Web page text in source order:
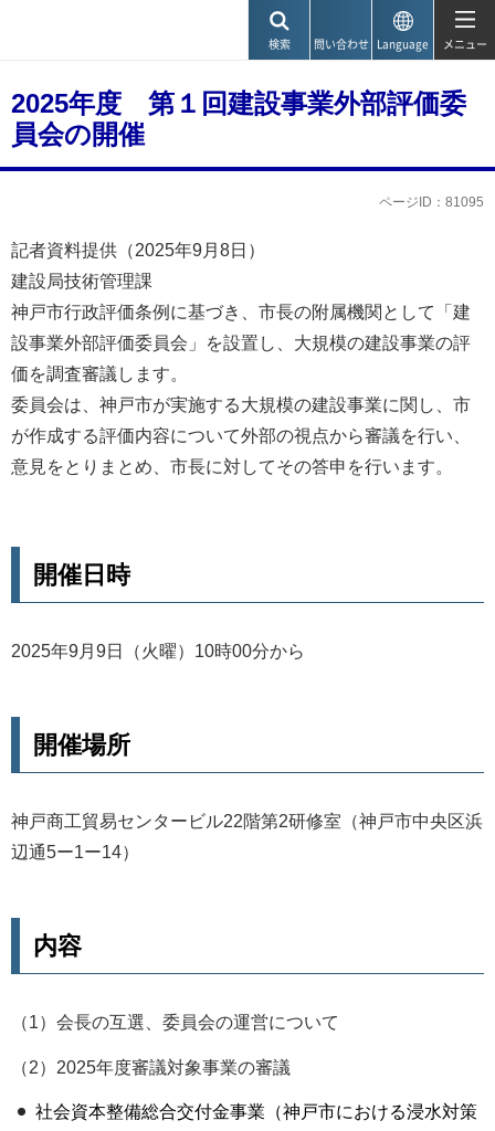
検索 問い合わせ Language メニュー
2025年度 第１回建設事業外部評価委
員会の開催
ページID：81095
記者資料提供（2025年9月8日）
建設局技術管理課
神戸市行政評価条例に基づき、市長の附属機関として「建
設事業外部評価委員会」を設置し、大規模の建設事業の評
価を調査審議します。
委員会は、神戸市が実施する大規模の建設事業に関し、市
が作成する評価内容について外部の視点から審議を行い、
意見をとりまとめ、市長に対してその答申を行います。
開催日時
2025年9月9日（火曜）10時00分から
開催場所
神戸商工貿易センタービル22階第2研修室（神戸市中央区浜
辺通5ー1ー14）
内容
（1）会長の互選、委員会の運営について
（2）2025年度審議対象事業の審議
社会資本整備総合交付金事業（神戸市における浸水対策